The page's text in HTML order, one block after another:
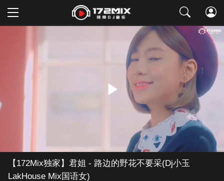
取消
【172Mix独家】君姐 - 路边的野花不要采(Dj小玉
LakHouse Mix国语女)